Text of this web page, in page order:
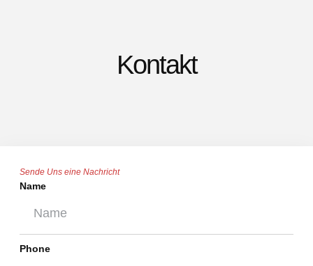
Kontakt
Sende Uns eine Nachricht
Name
Phone